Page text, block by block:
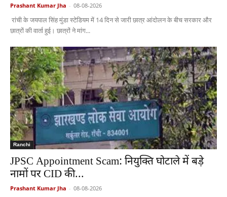
Prashant Kumar Jha - 08-08-2026
रांची के जयपाल सिंह मुंडा स्टेडियम में 14 दिन से जारी छात्र आंदोलन के बीच सरकार और
छात्रों की वार्ता हुई। छात्रों ने मांग...
Ranchi
JPSC Appointment Scam: नियुक्ति घोटाले में बड़े
नामों पर CID की...
Prashant Kumar Jha - 08-08-2026